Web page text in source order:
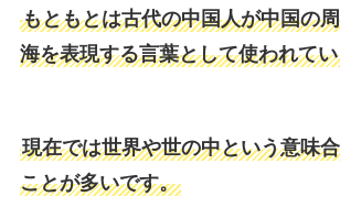
もともとは古代の中国人が中国の
海を表現する言葉として使われて
現在では世界や世の中という意味
ことが多いです。